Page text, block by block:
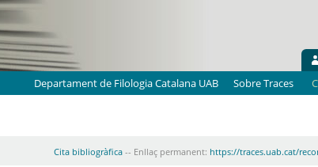
Departament de Filologia Catalana UAB Sobre Traces
Cita bibliogràfica-- Enllaç permanent: https://traces.uab.cat/